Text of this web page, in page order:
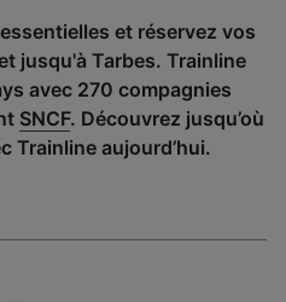
et réservez vos
jusqu'à Tarbes. Trainline
avec 270 compagnies
SNCF. Découvrez jusqu’où
Trainline aujourd’hui.